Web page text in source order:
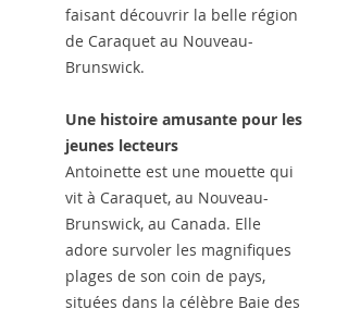
faisant découvrir la belle région
de Caraquet au Nouveau-
Brunswick.
Une histoire amusante pour les
jeunes lecteurs
Antoinette est une mouette qui
vit à Caraquet, au Nouveau-
Brunswick, au Canada. Elle
adore survoler les magnifiques
plages de son coin de pays,
situées dans la célèbre Baie des